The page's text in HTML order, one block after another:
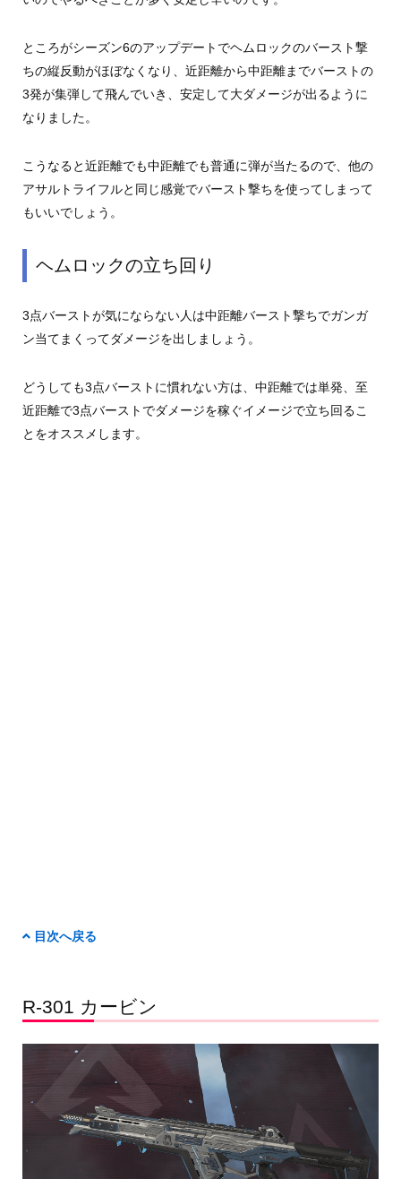
ところがシーズン6のアップデートでヘムロックのバースト撃
ちの縦反動がほぼなくなり、近距離から中距離までバーストの
3発が集弾して飛んでいき、安定して大ダメージが出るように
なりました。
こうなると近距離でも中距離でも普通に弾が当たるので、他の
アサルトライフルと同じ感覚でバースト撃ちを使ってしまって
もいいでしょう。
ヘムロックの立ち回り
3点バーストが気にならない人は中距離バースト撃ちでガンガ
ン当てまくってダメージを出しましょう。
どうしても3点バーストに慣れない方は、中距離では単発、至
近距離で3点バーストでダメージを稼ぐイメージで立ち回るこ
とをオススメします。
目次へ戻る
R-301 カービン